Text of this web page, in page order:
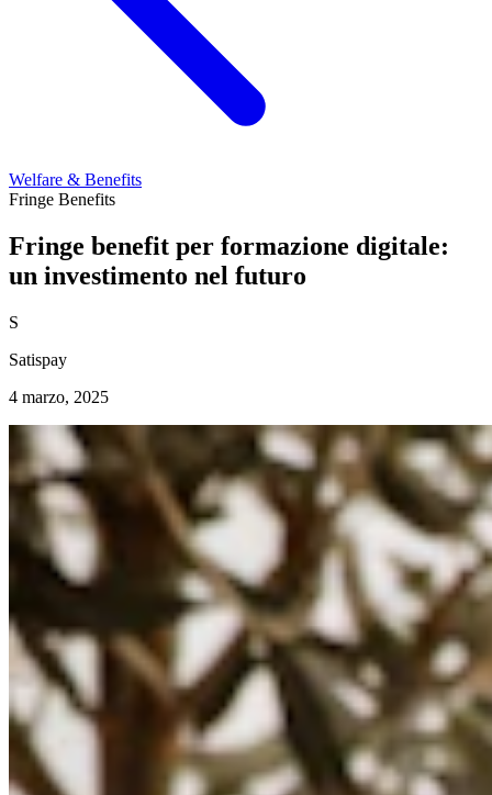
Welfare & Benefits
Fringe Benefits
Fringe benefit per formazione digitale:
un investimento nel futuro
S
Satispay
4 marzo, 2025